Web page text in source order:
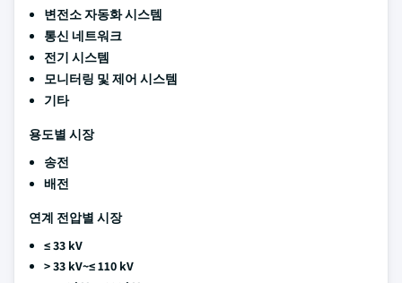
변전소 자동화 시스템
통신 네트워크
전기 시스템
모니터링 및 제어 시스템
기타
용도별 시장
송전
배전
연계 전압별 시장
≤ 33 kV
> 33 kV~≤ 110 kV